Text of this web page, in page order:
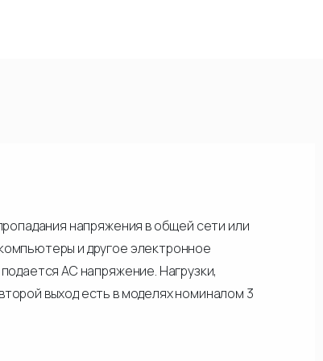
напряжения в общей сети или
и другое электронное
АС напряжение. Нагрузки,
выход есть в моделях номиналом 3